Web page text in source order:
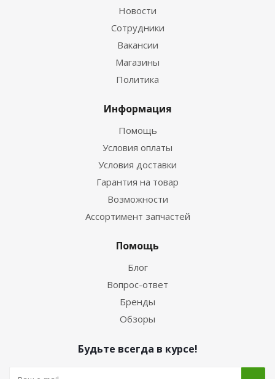
Новости
Сотрудники
Вакансии
Магазины
Политика
Информация
Помощь
Условия оплаты
Условия доставки
Гарантия на товар
Возможности
Ассортимент запчастей
Помощь
Блог
Вопрос-ответ
Бренды
Обзоры
Будьте всегда в курсе!